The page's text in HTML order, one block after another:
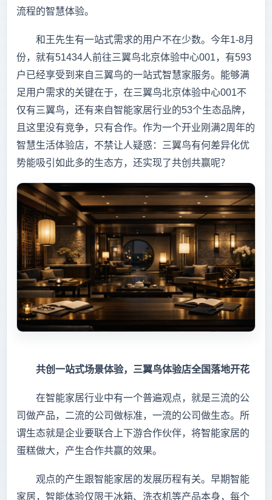
流程的智慧体验。
和王先生有一站式需求的用户不在少数。今年1-8月
份，就有51434人前往三翼鸟北京体验中心001，有593
户已经享受到来自三翼鸟的一站式智慧家服务。能够满
足用户需求的关键在于，在三翼鸟北京体验中心001不
仅有三翼鸟，还有来自智能家居行业的53个生态品牌，
且这里没有竞争，只有合作。作为一个开业刚满2周年的
智慧生活体验店，不禁让人疑惑：三翼鸟有何差异化优
势能吸引如此多的生态方，还实现了共创共赢呢？
共创一站式场景体验，三翼鸟体验店全国落地开花
在智能家居行业中有一个普遍观点，就是三流的公
司做产品，二流的公司做标准，一流的公司做生态。所
谓生态就是企业要联合上下游合作伙伴，将智能家居的
蛋糕做大，产生合作共赢的效果。
观点的产生跟智能家居的发展历程有关。早期智能
家居，智能体验仅限于冰箱、洗衣机等产品本身，每个